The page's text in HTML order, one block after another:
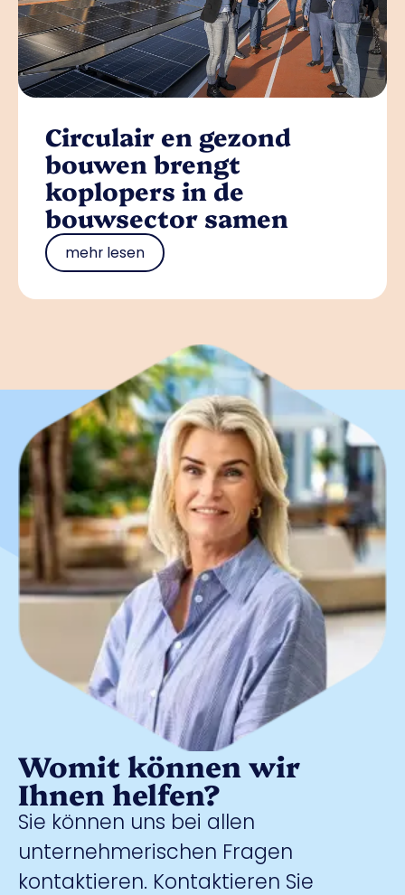
Circulair en gezond
bouwen brengt
koplopers in de
bouwsector samen
mehr lesen
Womit können wir
Ihnen helfen?
Sie können uns bei allen
unternehmerischen Fragen
kontaktieren. Kontaktieren Sie